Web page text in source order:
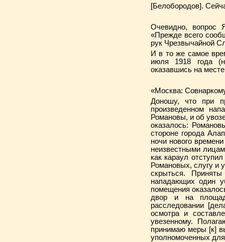
[Белобородов].
Очевидно, вопрос
«Прежде всего
рук Чрезвычайной
И в то же самое
июля 1918 года
оказавшись на
«Москва:
Доношу, что при
произведенном
Романовы, и об
оказалось:
стороне города
ночи нового
неизвестными
как караул
Романовых, слугу и
скрыться.
нападающих один
помещения
двор и на
расследовании
осмотра и
увезенному.
принимаю меры [к]
уполномоченных